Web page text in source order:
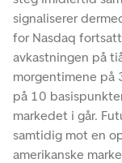
signaliserer
for Nasdaq
avkastningen på
morgentimene på
på 10
markedet i går.
samtidig mot en
amerikanske